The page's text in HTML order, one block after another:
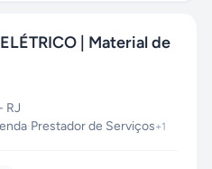
| Material de
- RJ
·Prestador de Serviços+1